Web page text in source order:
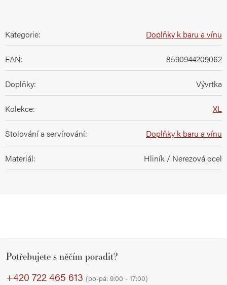
Kategorie: Doplňky k baru a vínu
EAN: 8590944209062
Doplňky: Vývrtka
Kolekce: XL
Stolování a servírování: Doplňky k baru a vínu
Materiál: Hliník / Nerezová ocel
Potřebujete s něčím poradit?
+420 722 465 613 (po-pá: 9:00 - 17:00)